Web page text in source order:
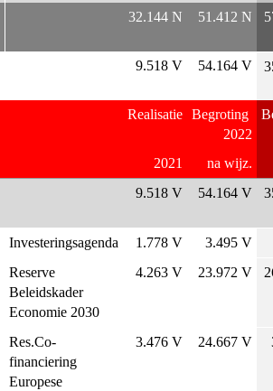
32.144 N 51.412 N
9.518 V 54.164 V
Realisatie Begroting
2022
2021
na wijz.
9.518 V 54.164 V
Investeringsagenda 1.778 V
3.495 V
Reserve
Beleidskader
Economie 2030
4.263 V 23.972 V
Res.Co-
financiering
Europese
3.476 V 24.667 V